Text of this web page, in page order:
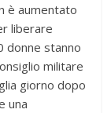
è aumentato
liberare
donne stanno
militare
giorno dopo
una